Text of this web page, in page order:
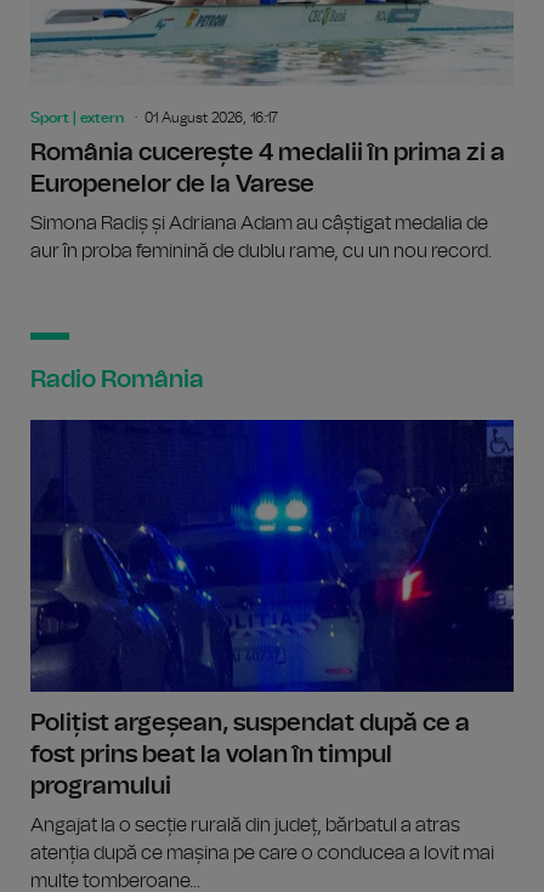
Sport | extern 01 August 2026, 16:17
România cucerește 4 medalii în prima zi a
Europenelor de la Varese
Simona Radiș și Adriana Adam au câștigat medalia de
aur în proba feminină de dublu rame, cu un nou record.
Radio România
Polițist argeșean, suspendat după ce a
fost prins beat la volan în timpul
programului
Angajat la o secție rurală din județ, bărbatul a atras
atenția după ce mașina pe care o conducea a lovit mai
multe tomberoane...